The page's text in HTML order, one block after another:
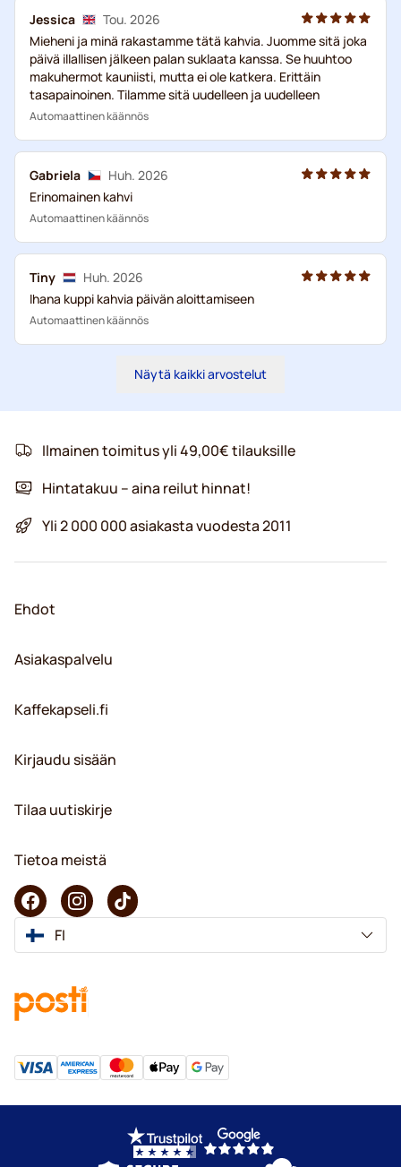
Jessica
Tou. 2026
Mieheni ja minä rakastamme tätä kahvia. Juomme sitä joka
päivä illallisen jälkeen palan suklaata kanssa. Se huuhtoo
makuhermot kauniisti, mutta ei ole katkera. Erittäin
tasapainoinen. Tilamme sitä uudelleen ja uudelleen
Automaattinen käännös
Gabriela
Huh. 2026
Erinomainen kahvi
Automaattinen käännös
Tiny
Huh. 2026
Ihana kuppi kahvia päivän aloittamiseen
Automaattinen käännös
Näytä kaikki arvostelut
Ilmainen toimitus yli 49,00€ tilauksille
Hintatakuu – aina reilut hinnat!
Yli 2 000 000 asiakasta vuodesta 2011
Ehdot
Asiakaspalvelu
Kaffekapseli.fi
Kirjaudu sisään
Tilaa uutiskirje
Tietoa meistä
FI